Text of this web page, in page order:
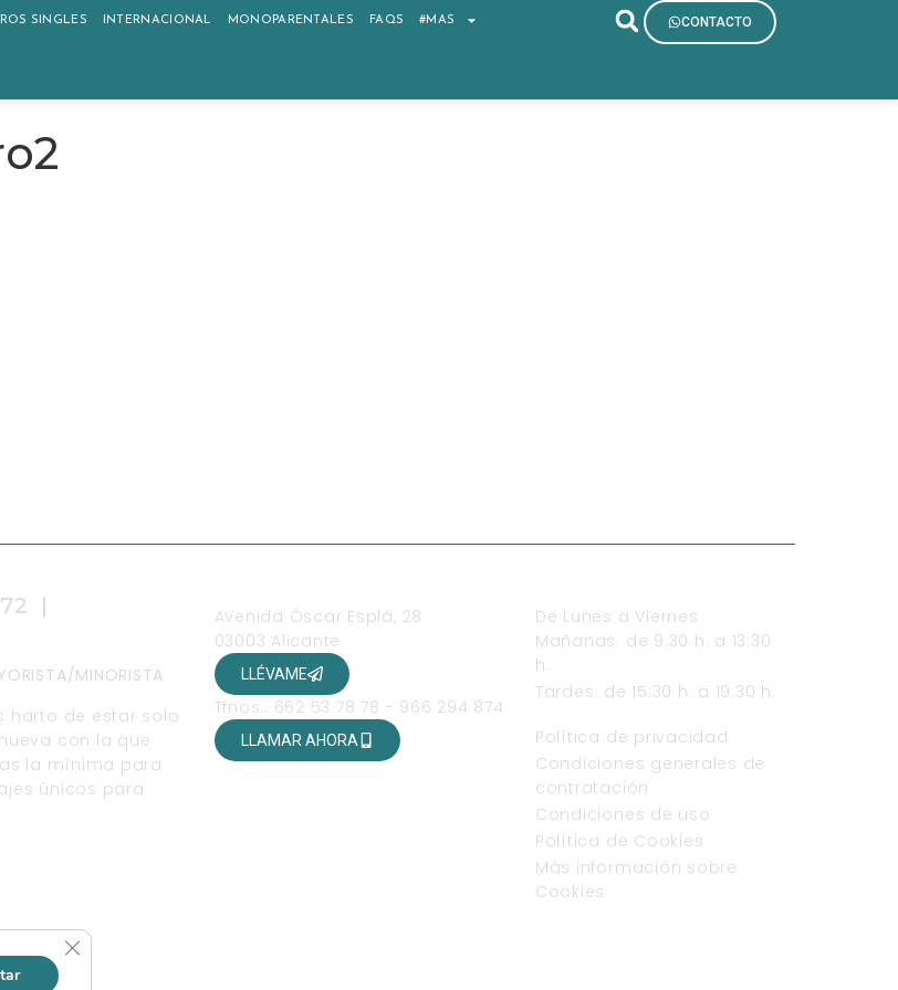
SINGLES INTERNACIONAL MONOPARENTALES FAQS #MAS CONTACTO
|
MINORISTA
harto de estar solo
con la que
la mínima para
únicos para
Avenida Óscar Esplá, 28
03003 Alicante
LLÉVAME
Tfnos.: 662 53 78 78 - 966 294 874
LLAMAR AHORA
De Lunes a Viernes
Mañanas: de 9:30 h. a 13:30
h.
Tardes: de 15:30 h. a 19:30 h.
Política de privacidad
Condiciones generales de
contratación
Condiciones de uso
Política de Cookies
Más información sobre
Cookies
Cerrar el banner de cookies RGPD